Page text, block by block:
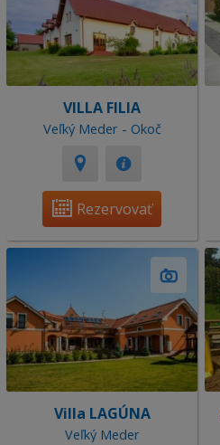
VILLA FILIA
Veľký Meder - Okoč
Rezervovať
Villa LAGÚNA
Veľký Meder